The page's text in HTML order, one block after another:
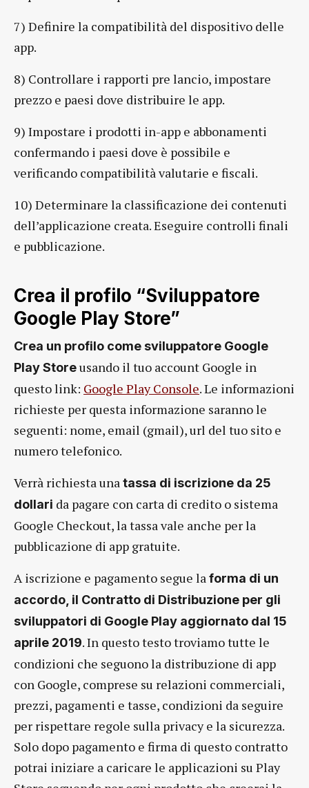
7) Definire la compatibilità del dispositivo delle
app.
8) Controllare i rapporti pre lancio, impostare
prezzo e paesi dove distribuire le app.
9) Impostare i prodotti in-app e abbonamenti
confermando i paesi dove è possibile e
verificando compatibilità valutarie e fiscali.
10) Determinare la classificazione dei contenuti
dell’applicazione creata. Eseguire controlli finali
e pubblicazione.
Crea il profilo “Sviluppatore
Google Play Store”
Crea un profilo come sviluppatore Google
Play Storeusando il tuo account Google in
questo link: Google Play Console. Le informazioni
richieste per questa informazione saranno le
seguenti: nome, email (gmail), url del tuo sito e
numero telefonico.
Verrà richiesta unatassa di iscrizione da 25
dollari da pagare con carta di credito o sistema
Google Checkout, la tassa vale anche per la
pubblicazione di app gratuite.
A iscrizione e pagamento segue laforma di un
accordo, il Contratto di Distribuzione per gli
sviluppatori di Google Play aggiornato dal 15
aprile 2019. In questo testo troviamo tutte le
condizioni che seguono la distribuzione di app
con Google, comprese su relazioni commerciali,
prezzi, pagamenti e tasse, condizioni da seguire
per rispettare regole sulla privacy e la sicurezza.
Solo dopo pagamento e firma di questo contratto
potrai iniziare a caricare le applicazioni su Play